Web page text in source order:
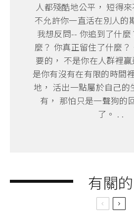
人都殘酷地公平， 短得
不允許你一直活在別人的
我想反問-- 你追到了什麼
麼？ 你真正留住了什麼
要的， 不是你在人群裡
是你有沒有在有限的時間
地， 活出一點屬於自己的
有， 那怕只是一聲狗的
了。 . .
有關的